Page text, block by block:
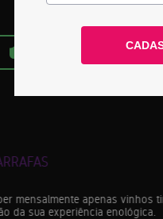
mensalmente apenas vinhos
da sua experiência enológica.